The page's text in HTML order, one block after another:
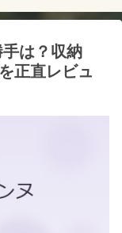
は？収納
正直レビュ